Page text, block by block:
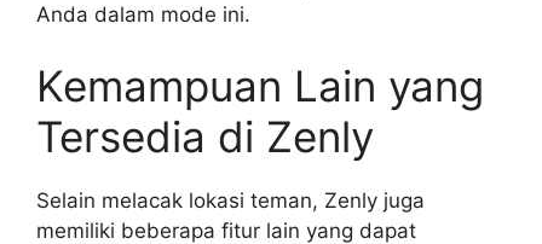
Anda dalam mode ini.
Kemampuan Lain yang
Tersedia di Zenly
Selain melacak lokasi teman, Zenly juga
memiliki beberapa fitur lain yang dapat